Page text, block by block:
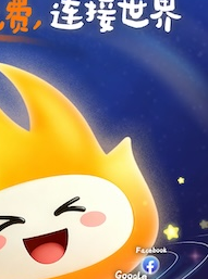
支持
反对 [0]